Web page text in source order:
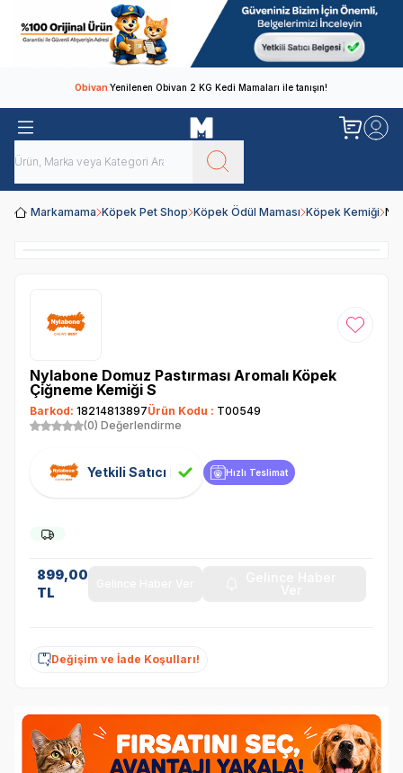
ObivanYenilenen Obivan 2 KG Kedi Mamaları ile tanışın!
Markamama Köpek Pet Shop Köpek Ödül Maması Köpek Kemiği
Favoriye
Nylabone Domuz Pastırması Aromalı Köpek
Çiğneme Kemiği S
Barkod: 18214813897Ürün Kodu : T00549
(0) Değerlendirme
Yetkili Satıcı Hızlı Teslimat
899,00
TL
Değişim ve İade Koşulları!